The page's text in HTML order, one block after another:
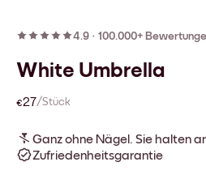
4.9 · 100.000+
White Umbrella
€27/Stück
Ganz ohne Nägel. Sie halten
Zufriedenheitsgarantie